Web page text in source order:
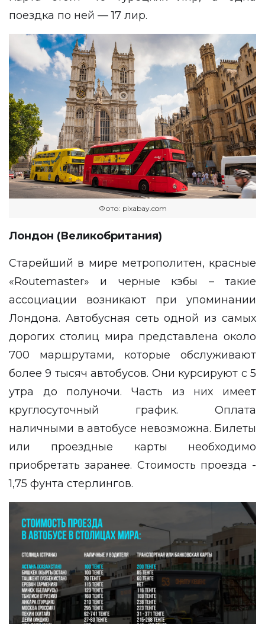
поездка по ней — 17 лир.
Фото: pixabay.com
Лондон (Великобритания)
Старейший в мире метрополитен, красные
«Routemaster» и черные кэбы – такие
ассоциации возникают при упоминании
Лондона. Автобусная сеть одной из самых
дорогих столиц мира представлена около
700 маршрутами, которые обслуживают
более 9 тысяч автобусов. Они курсируют с 5
утра до полуночи. Часть из них имеет
круглосуточный график. Оплата
наличными в автобусе невозможна. Билеты
или проездные карты необходимо
приобретать заранее. Стоимость проезда -
1,75 фунта стерлингов.